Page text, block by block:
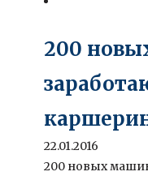
200
22.01.2016
200 новых